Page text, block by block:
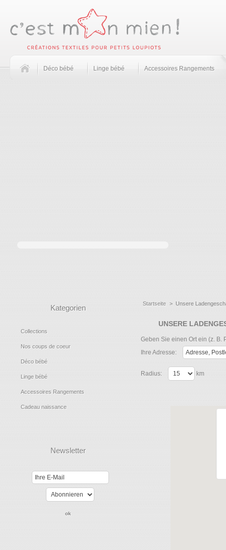
Déco bébé
Linge bébé
Accessoires Rangements
Kategorien
Collections
Nos coups de coeur
Déco bébé
Linge bébé
Accessoires Rangements
Cadeau naissance
Newsletter
Startseite > Unsere
UNSERE
Geben Sie einen Ort ein (z. B.
Ihre Adresse:
Radius: km